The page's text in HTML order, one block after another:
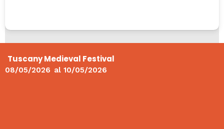
Tuscany Medieval Festival
08/05/2026 al 10/05/2026